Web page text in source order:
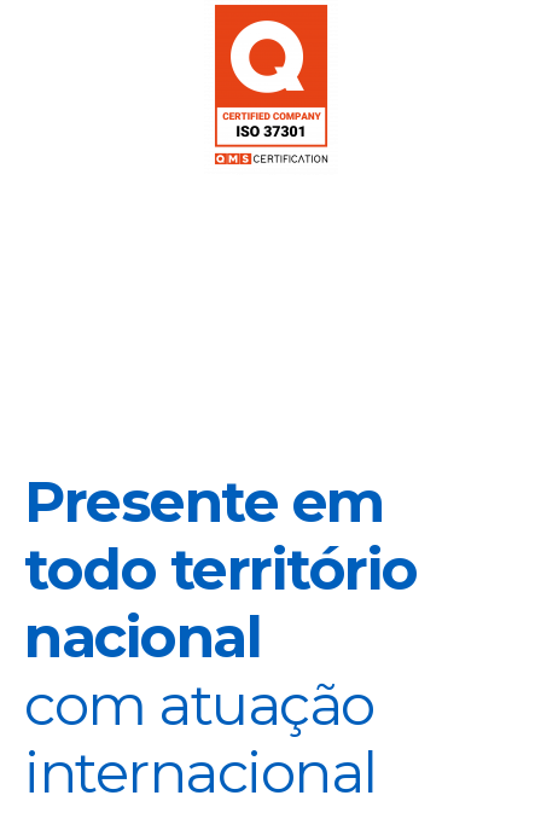
Presente em
todo território
nacional
com atuação
internacional